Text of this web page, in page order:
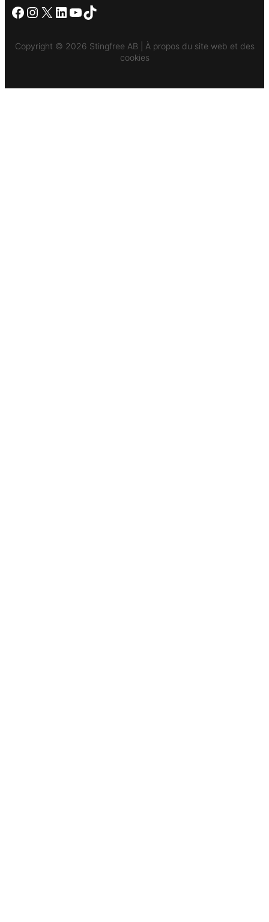
Facebook
Instagram
X LinkedIn
YouTube
TikTok
Copyright © 2026 Stingfree AB | À propos du site web et des
cookies